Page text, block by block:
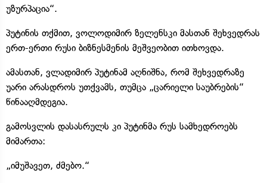
უზურპაცია“.
პუტინის თქმით, ვოლოდიმირ ზელენსკი მასთან შეხვედრას
ერთ-ერთი რუსი ბიზნესმენის მეშვეობით ითხოვდა.
ამასთან, ვლადიმირ პუტინამ აღნიშნა, რომ შეხვედრაზე
უარი არასდროს უთქვამს, თუმცა „ცარიელი საუბრების“
წინააღმდეგია.
გამოსვლის დასასრულს კი პუტინმა რუს სამხედროებს
მიმართა:
„იმუშავეთ, ძმებო.“